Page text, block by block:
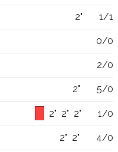
2" 1/1
0/0
2/0
2" 5/0
2" 2" 2" 1/0
2" 2" 4/0